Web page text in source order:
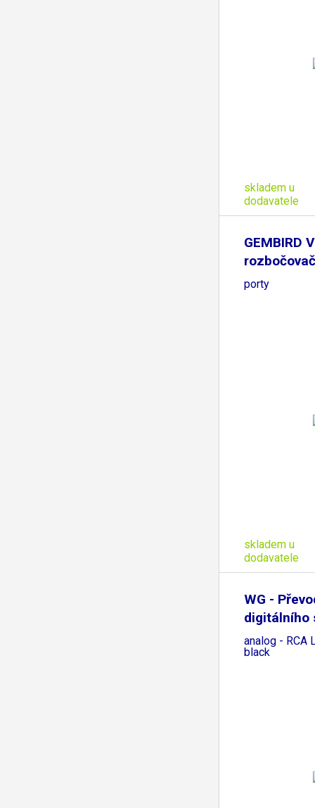
skladem u
dodavatele
GEMBIRD
porty
skladem u
dodavatele
WG -
digitálního
analog - RCA
black